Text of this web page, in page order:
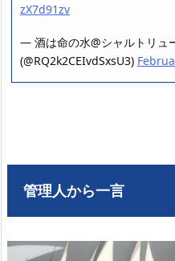
zX7d91zv
— 酒は命の水@シャルトリュ
(@RQ2k2CEIvdSxsU3)
管理人から一言